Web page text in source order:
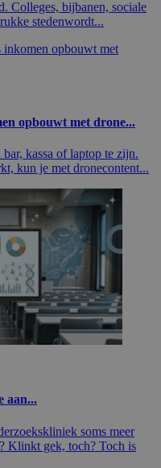
Colleges, bijbanen, sociale
stedenwordt...
opbouwt met drone...
kassa of laptop te zijn.
kun je met dronecontent...
aan...
soms meer
Klinkt gek, toch? Toch is